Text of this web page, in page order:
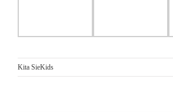
Kita SieKids